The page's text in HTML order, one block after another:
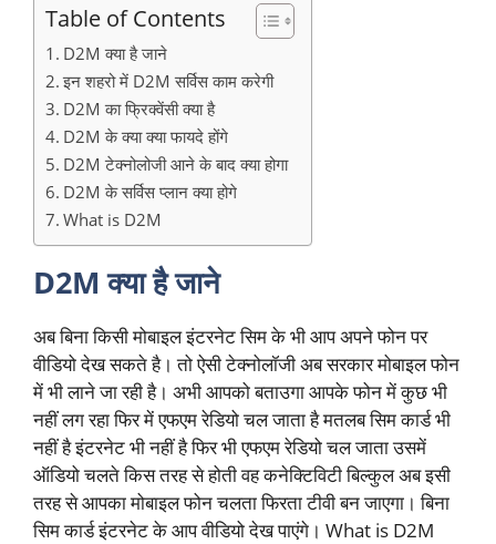
Table of Contents
D2M क्या है जाने
इन शहरो में D2M सर्विस काम करेगी
D2M का फ्रिक्वेंसी क्या है
D2M के क्या क्या फायदे होंगे
D2M टेक्नोलोजी आने के बाद क्या होगा
D2M के सर्विस प्लान क्या होगे
What is D2M
D2M क्या है जाने
अब बिना किसी मोबाइल इंटरनेट सिम के भी आप अपने फोन पर
वीडियो देख सकते है। तो ऐसी टेक्नोलॉजी अब सरकार मोबाइल फोन
में भी लाने जा रही है। अभी आपको बताउगा आपके फोन में कुछ भी
नहीं लग रहा फिर में एफएम रेडियो चल जाता है मतलब सिम कार्ड भी
नहीं है इंटरनेट भी नहीं है फिर भी एफएम रेडियो चल जाता उसमें
ऑडियो चलते किस तरह से होती वह कनेक्टिविटी बिल्कुल अब इसी
तरह से आपका मोबाइल फोन चलता फिरता टीवी बन जाएगा। बिना
सिम कार्ड इंटरनेट के आप वीडियो देख पाएंगे। What is D2M